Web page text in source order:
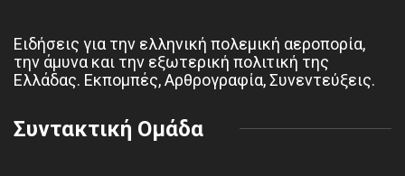
Ειδήσεις για την ελληνική πολεμική αεροπορία,
την άμυνα και την εξωτερική πολιτική της
Ελλάδας. Εκπομπές, Αρθρογραφία, Συνεντεύξεις.
Συντακτική Ομάδα